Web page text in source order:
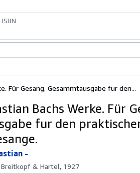
Für Gesang. Gesammtausgabe fur den...
Bachs Werke. Für
fur den
-
Breitkopf & Hartel, 1927